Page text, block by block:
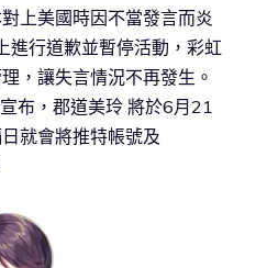
上美國時因不當發言而炎
進行道歉並暫停活動，彩虹
，讓失言情況不再發生。
布，郡道美玲 將於6月21
就會將推特帳號及